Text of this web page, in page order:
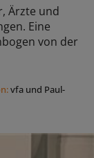
Ärzte und
Eine
von der
vfa und Paul-